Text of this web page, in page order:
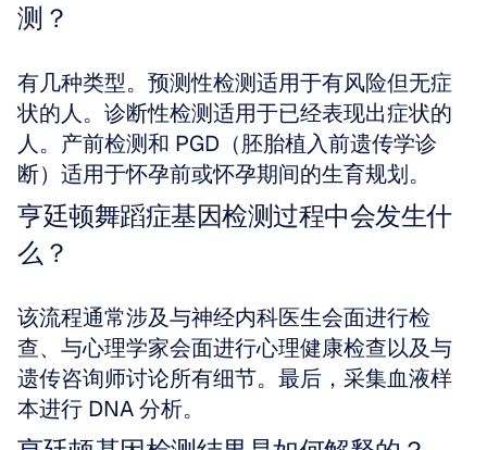
测？
有几种类型。预测性检测适用于有风险但无症
状的人。诊断性检测适用于已经表现出症状的
人。产前检测和 PGD（胚胎植入前遗传学诊
断）适用于怀孕前或怀孕期间的生育规划。
亨廷顿舞蹈症基因检测过程中会发生什
么？
该流程通常涉及与神经内科医生会面进行检
查、与心理学家会面进行心理健康检查以及与
遗传咨询师讨论所有细节。最后，采集血液样
本进行 DNA 分析。